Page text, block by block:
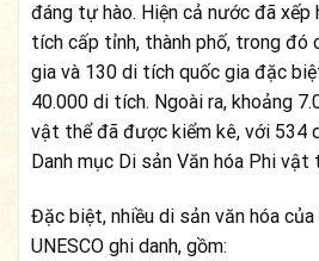
đáng tự hào. Hiện cả nước đã xếp
tích cấp tỉnh, thành phố, trong đó
gia và 130 di tích quốc gia đặc
40.000 di tích. Ngoài ra, khoảng
vật thể đã được kiểm kê, với 534
Danh mục Di sản Văn hóa Phi vật
Đặc biệt, nhiều di sản văn hóa
UNESCO ghi danh, gồm: